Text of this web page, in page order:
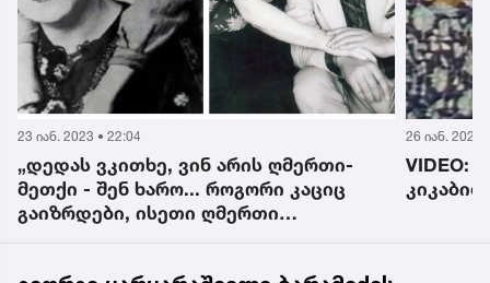
26 იან. 2023 • 11:29
VIDEO: უნიკალური კადრები - ბუბა
კიკაბიძე დედას უმღერის
23 იან. 2023
"ბუბა
ქალს